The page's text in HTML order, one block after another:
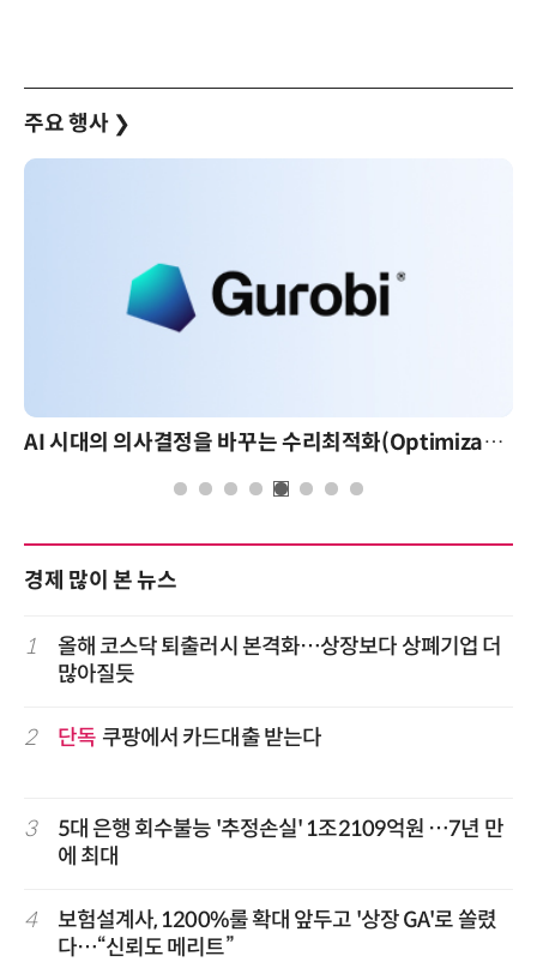
주요 행사 ❯
AI 시대의 의사결정을 바꾸는 수리최적화(Optimization): 실제 산업 적용 사례와 활용 전략
경제 많이 본 뉴스
1
올해 코스닥 퇴출러시 본격화…상장보다 상폐기업 더
많아질듯
2 단독 쿠팡에서 카드대출 받는다
3
5대 은행 회수불능 '추정손실' 1조2109억원 …7년 만
에 최대
4
보험설계사, 1200%룰 확대 앞두고 '상장 GA'로 쏠렸
다…“신뢰도 메리트”